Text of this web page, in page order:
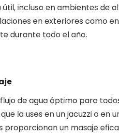
incluso en ambientes
en exteriores como
durante todo el año.
de agua óptimo para
la uses en un jacuzzi o en
proporcionan un masaje